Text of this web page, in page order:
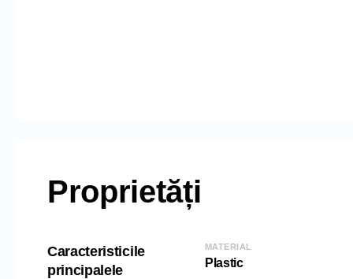
Proprietăți
Caracteristicile
principalele
MATERIAL
Plastic